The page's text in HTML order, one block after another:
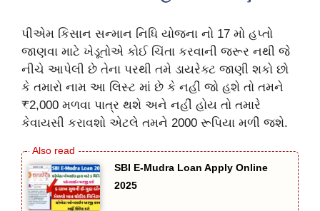
પીએમ કિસાન સન્માન નિધિ યોજના નો 17 મો હપ્તો
જાણવા માટે ખેડૂતોએ કોઈ ચિંતા કરવાની જરૂર નથી જે
નીચે આપેલી છે તેના પરથી તમે ડાયરેક્ટ જાણી શકો છો
કે તમારો નામ આ લિસ્ટ માં છે કે નહીં જો હશે તો તમને
₹2,000 મળવા પાત્ર થશે અને નહીં હોય તો તમારે
કેવાયસી કરાવશો એટલે તમને 2000 રૂપિયા મળી જશે.
SBI E-Mudra Loan Apply Online
2025